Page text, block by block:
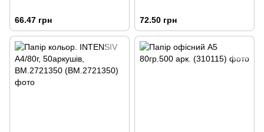
66.47 грн 72.50 грн